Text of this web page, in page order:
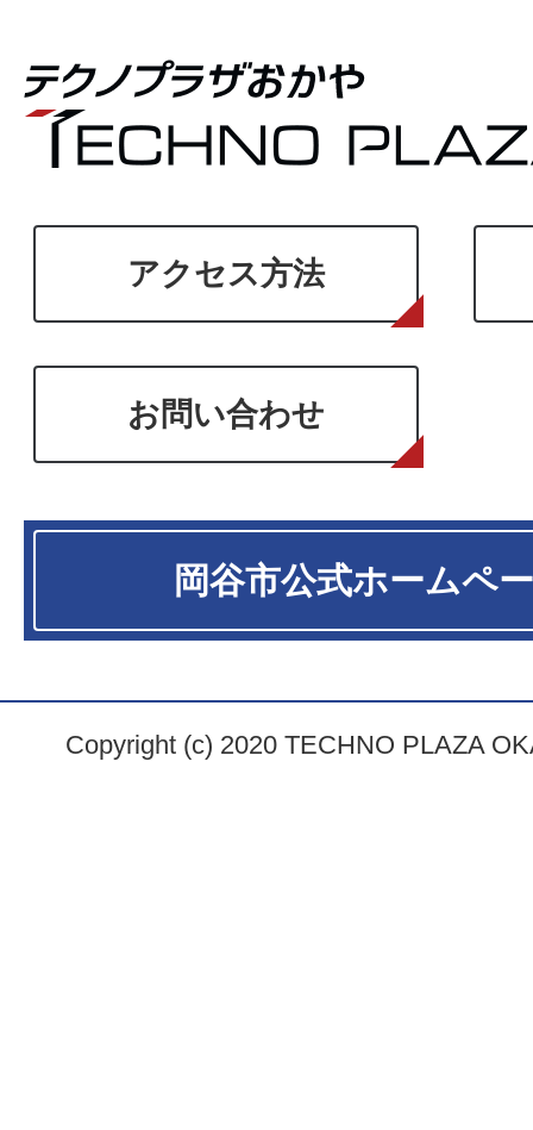
アクセス方法
お問い合わせ
岡谷市公式ホームペ
Copyright (c) 2020 TECHNO PLAZA